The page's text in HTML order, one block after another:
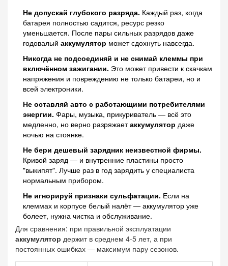
Не допускай глубокого разряда. Каждый раз, когда
батарея полностью садится, ресурс резко
уменьшается. После пары сильных разрядов даже
годовалый аккумулятор может сдохнуть навсегда.
Никогда не подсоединяй и не снимай клеммы при
включённом зажигании. Это может привести к скачкам
напряжения и повреждению не только батареи, но и
всей электроники.
Не оставляй авто с работающими потребителями
энергии. Фары, музыка, прикуриватель — всё это
медленно, но верно разряжаетаккумулятор даже
ночью на стоянке.
Не бери дешевый зарядник неизвестной фирмы.
Кривой заряд — и внутренние пластины просто
"выкипят". Лучше раз в год зарядить у специалиста
нормальным прибором.
Не игнорируй признаки сульфатации. Если на
клеммах и корпусе белый налёт — аккумулятор уже
болеет, нужна чистка и обслуживание.
Для сравнения: при правильной эксплуатации
аккумулятор держит в среднем 4-5 лет, а при
постоянных ошибках — максимум пару сезонов.